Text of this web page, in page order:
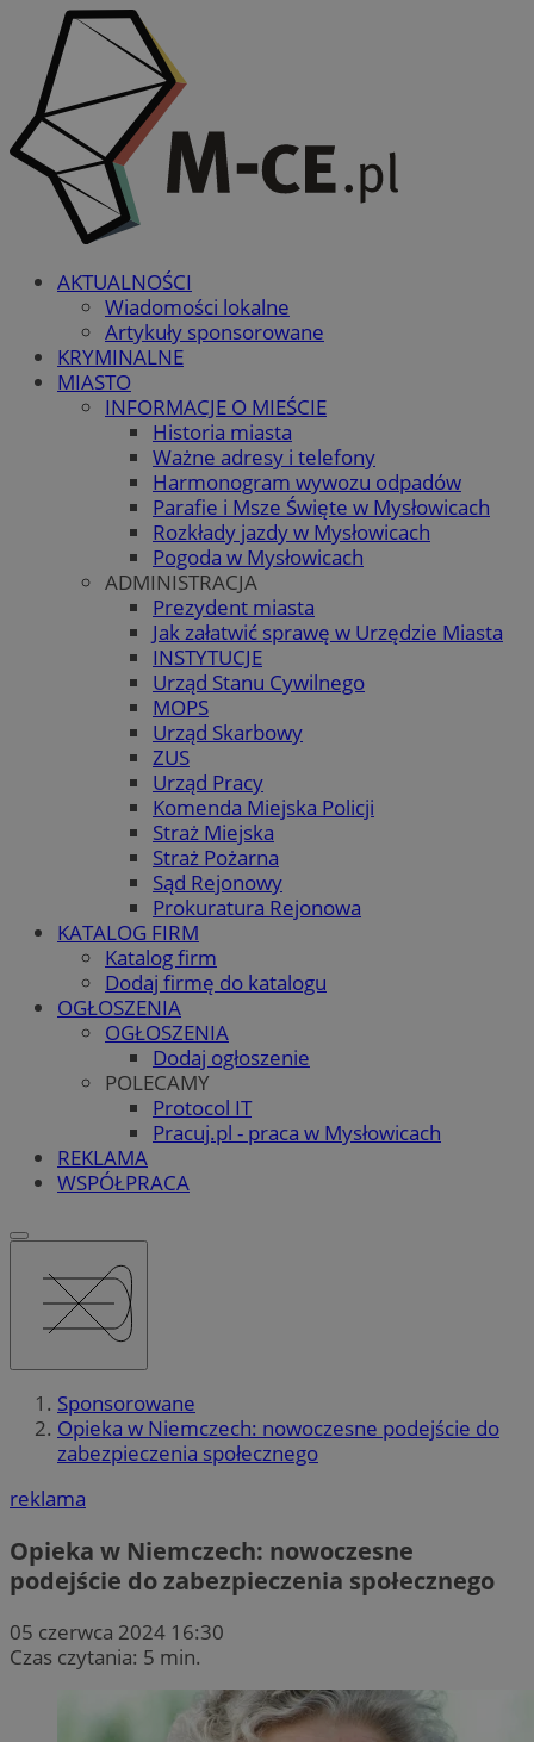
AKTUALNOŚCI
Wiadomości lokalne
Artykuły sponsorowane
KRYMINALNE
MIASTO
INFORMACJE O MIEŚCIE
Historia miasta
Ważne adresy i telefony
Harmonogram wywozu odpadów
Parafie i Msze Święte w Mysłowicach
Rozkłady jazdy w Mysłowicach
Pogoda w Mysłowicach
ADMINISTRACJA
Prezydent miasta
Jak załatwić sprawę w Urzędzie Miasta
INSTYTUCJE
Urząd Stanu Cywilnego
MOPS
Urząd Skarbowy
ZUS
Urząd Pracy
Komenda Miejska Policji
Straż Miejska
Straż Pożarna
Sąd Rejonowy
Prokuratura Rejonowa
KATALOG FIRM
Katalog firm
Dodaj firmę do katalogu
OGŁOSZENIA
OGŁOSZENIA
Dodaj ogłoszenie
POLECAMY
Protocol IT
Pracuj.pl - praca w Mysłowicach
REKLAMA
WSPÓŁPRACA
Sponsorowane
Opieka w Niemczech: nowoczesne podejście do
zabezpieczenia społecznego
reklama
Opieka w Niemczech: nowoczesne
podejście do zabezpieczenia społecznego
05 czerwca 2024 16:30
Czas czytania: 5 min.